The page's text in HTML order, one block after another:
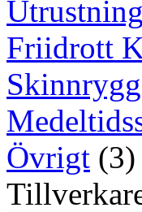
Friidrott
Övrigt (3)